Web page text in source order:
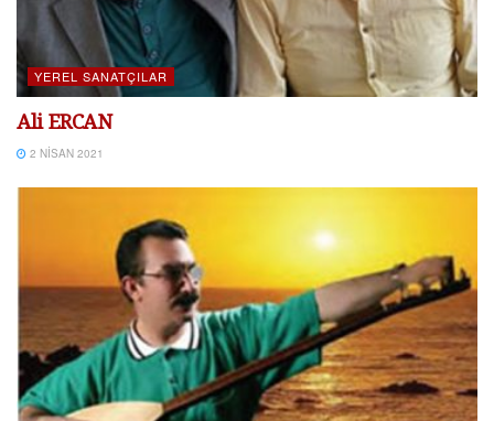
YEREL SANATÇILAR
Ali ERCAN
2 NISAN 2021